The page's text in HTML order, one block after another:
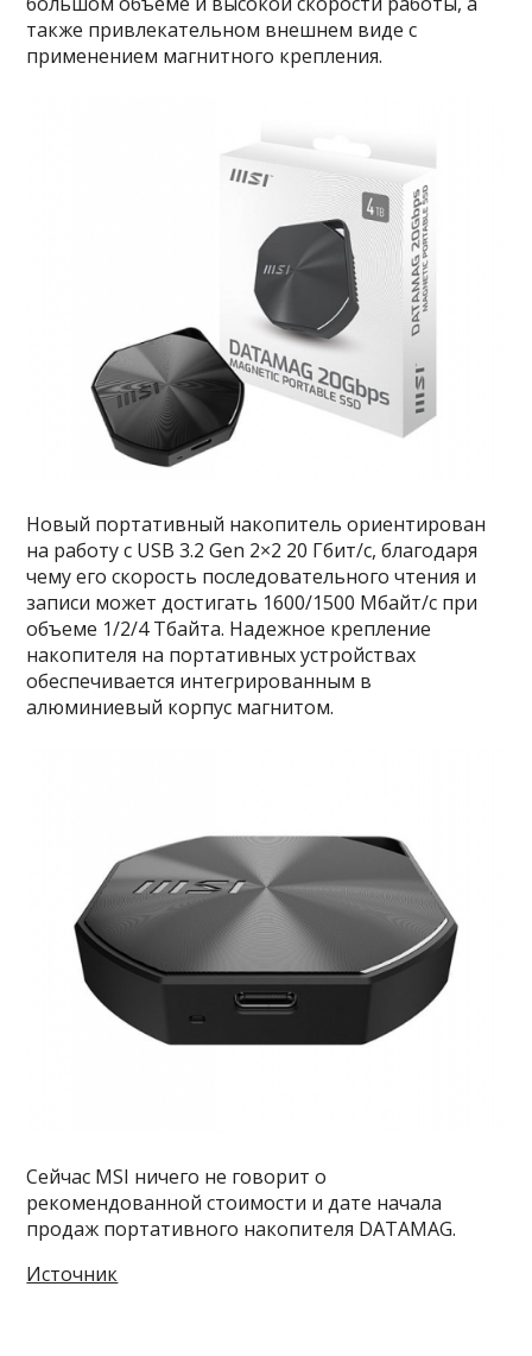
также привлекательном внешнем виде с
применением магнитного крепления.
Новый портативный накопитель ориентирован
на работу с USB 3.2 Gen 2×2 20 Гбит/с, благодаря
чему его скорость последовательного чтения и
записи может достигать 1600/1500 Мбайт/с при
объеме 1/2/4 Тбайта. Надежное крепление
накопителя на портативных устройствах
обеспечивается интегрированным в
алюминиевый корпус магнитом.
Сейчас MSI ничего не говорит о
рекомендованной стоимости и дате начала
продаж портативного накопителя DATAMAG.
Источник